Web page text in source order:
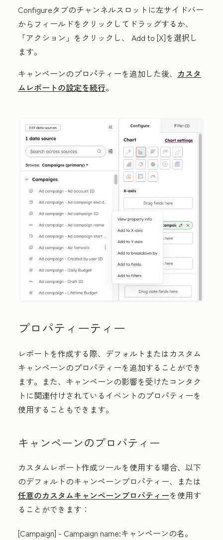
Configureタブのチャンネルスロットに左サイドバー
からフィールドをクリックしてドラッグするか、
「アクション」 をクリックし、 Add to [X]を選択し
ます。
キャンペーンのプロパティーを追加した後、 カスタ
ムレポートの設定を続行。
プロパティーティー
レポートを作成する際、デフォルトまたはカスタム
キャンペーンのプロパティーを追加することができ
ます。また、キャンペーンの影響を受けたコンタク
トに関連付けされているイベントのプロパティーを
使用することもできます。
キャンペーンのプロパティー
カスタムレポート作成ツールを使用する場合、以下
のデフォルトのキャンペーンプロパティー、または
任意のカスタムキャンペーンプロパティーを使用す
ることができます：
[Campaign] - Campaign name:キャンペーンの名。